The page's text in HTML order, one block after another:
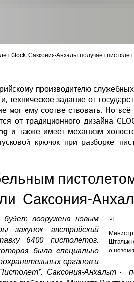
Glock. Саксония-Анхальт получает пистолет
производителю
техническое задание от
мог ему соответствовать. Но
от традиционного дизайна
и также имеет механизм
крючок при разборке
Саксония-
о новом
будет вооружена новым
закупок австрийский
6400 пистолетов.
была специально
органов и
Саксония-Анхальт -